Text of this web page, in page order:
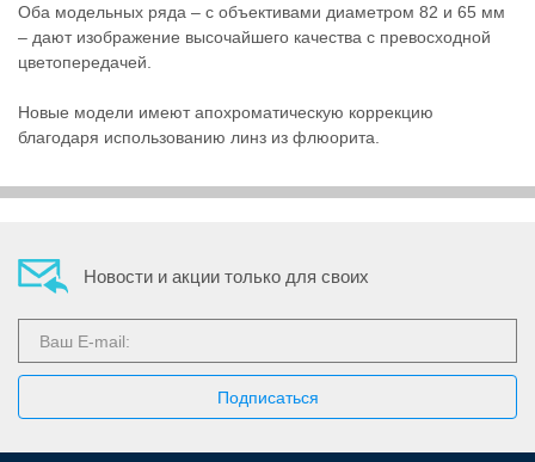
ночного
видения
Оба модельных ряда – с объективами диаметром 82 и 65 мм
– дают изображение высочайшего качества с превосходной
цветопередачей.
Новые модели имеют апохроматическую коррекцию
благодаря использованию линз из флюорита.
Новости и акции только для своих